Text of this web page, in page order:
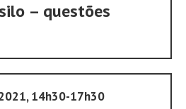
– questões
14h30-17h30